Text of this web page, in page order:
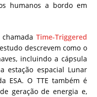
humanos a bordo em
Time-Triggered
descrevem como o
incluindo a cápsula
estação espacial Lunar
ESA. O TTE também é
geração de energia e,